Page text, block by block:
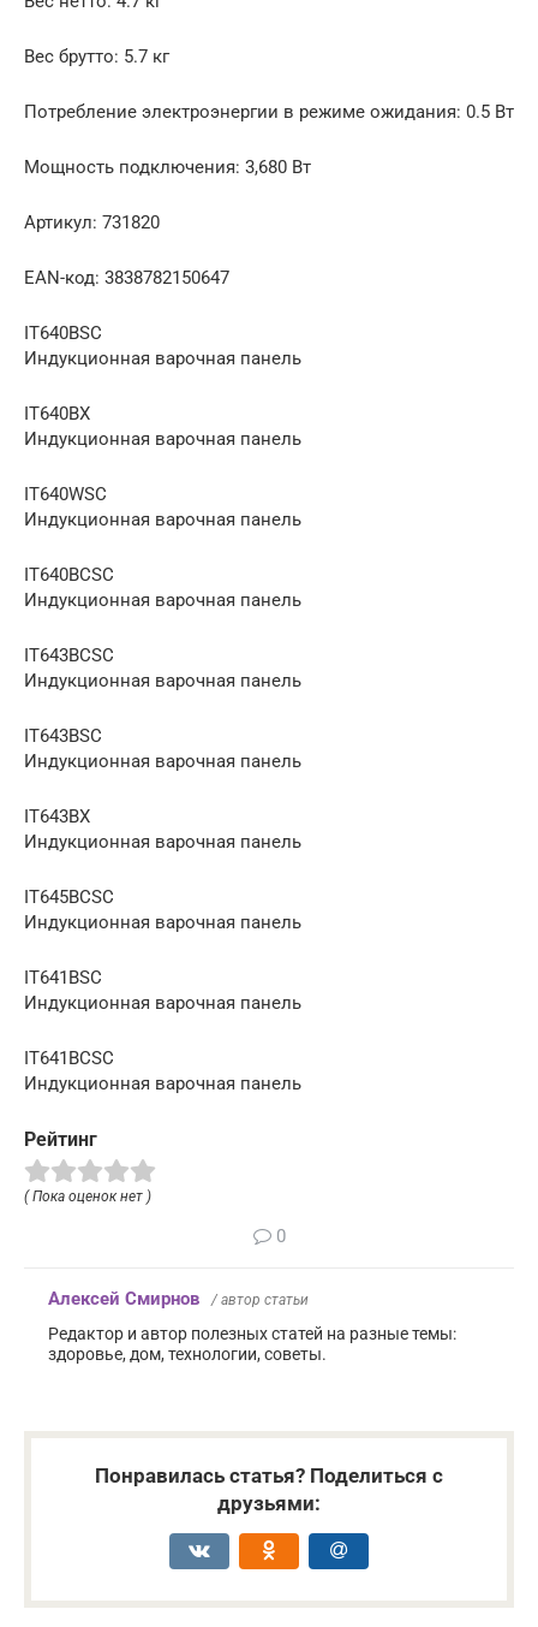
Вес брутто: 5.7 кг
Потребление электроэнергии в режиме ожидания: 0.5 Вт
Мощность подключения: 3,680 Вт
Артикул: 731820
ЕАN-код: 3838782150647
IT640BSC
Индукционная варочная панель
IT640BX
Индукционная варочная панель
IT640WSC
Индукционная варочная панель
IT640BCSC
Индукционная варочная панель
IT643BCSC
Индукционная варочная панель
IT643BSC
Индукционная варочная панель
IT643BX
Индукционная варочная панель
IT645BCSC
Индукционная варочная панель
IT641BSC
Индукционная варочная панель
IT641BCSC
Индукционная варочная панель
Рейтинг
( Пока оценок нет )
0
Алексей Смирнов / автор статьи
Редактор и автор полезных статей на разные темы:
здоровье, дом, технологии, советы.
Понравилась статья? Поделиться с
друзьями: